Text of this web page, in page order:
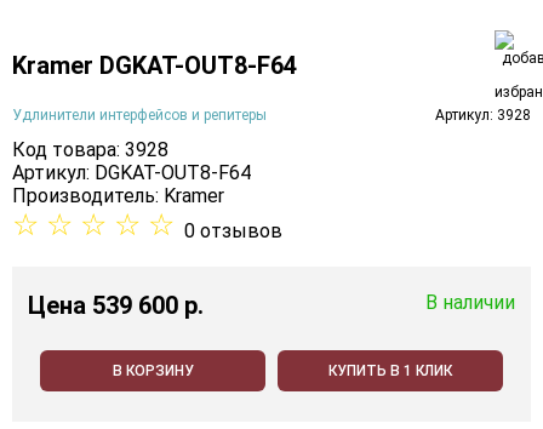
Kramer DGKAT-OUT8-F64
Удлинители интерфейсов и репитеры Артикул: 3928
Код товара: 3928
Артикул: DGKAT-OUT8-F64
Производитель: Kramer
☆ ☆ ☆ ☆ ☆ 0 отзывов
Цена 539 600 p. В наличии
В КОРЗИНУ КУПИТЬ В 1 КЛИК